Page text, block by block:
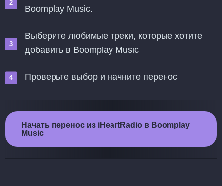
Boomplay Music.
Выберите любимые треки, которые хотите
добавить в Boomplay Music
Проверьте выбор и начните перенос
Начать перенос из iHeartRadio в Boomplay
Music